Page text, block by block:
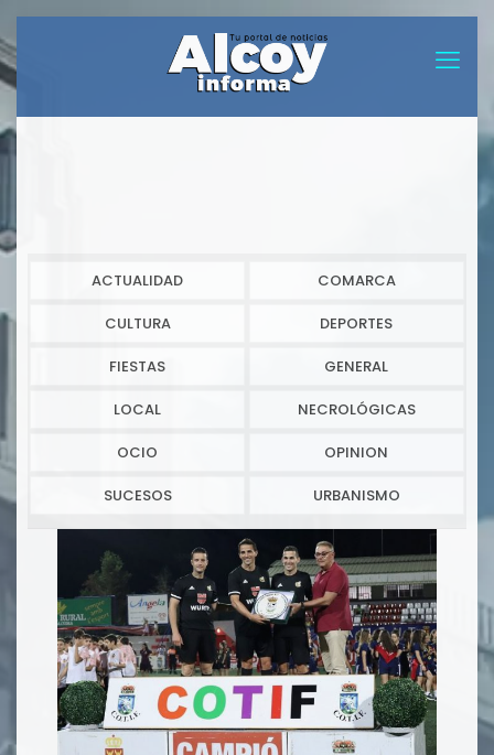
ACTUALIDAD COMARCA
CULTURA DEPORTES
FIESTAS GENERAL
LOCAL NECROLÓGICAS
OCIO OPINION
SUCESOS URBANISMO